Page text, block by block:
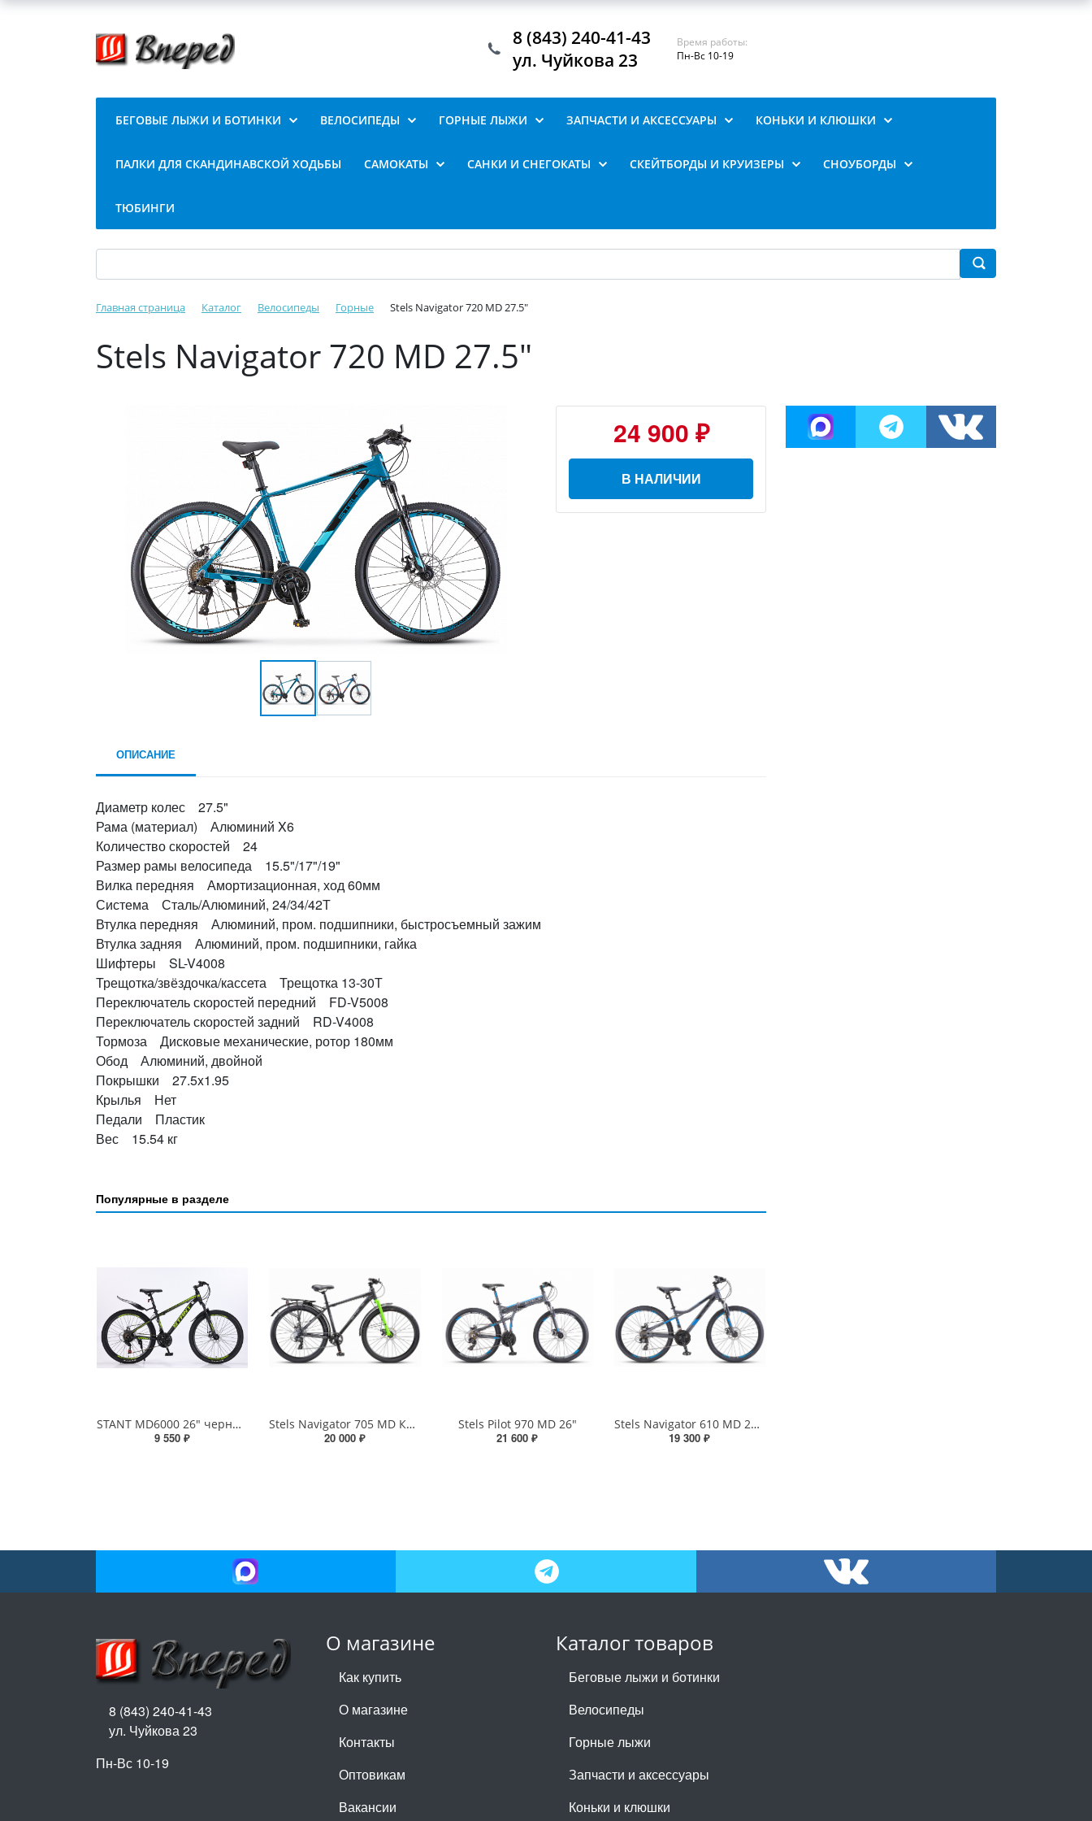
8 (843) 240-41-43
ул. Чуйкова 23
Время работы:
Пн-Вс 10-19
БЕГОВЫЕ ЛЫЖИ И БОТИНКИ ВЕЛОСИПЕДЫ ГОРНЫЕ ЛЫЖИ ЗАПЧАСТИ И АКСЕССУАРЫ КОНЬКИ И КЛЮШКИ
ПАЛКИ ДЛЯ СКАНДИНАВСКОЙ ХОДЬБЫ САМОКАТЫ САНКИ И СНЕГОКАТЫ СКЕЙТБОРДЫ И КРУИЗЕРЫ СНОУБОРДЫ
ТЮБИНГИ
Главная страница Каталог Велосипеды Горные Stels Navigator 720 MD 27.5"
Stels Navigator 720 MD 27.5"
24 900 ₽
В НАЛИЧИИ
ОПИСАНИЕ
Диаметр колес 27.5"
Рама (материал) Алюминий X6
Количество скоростей 24
Размер рамы велосипеда 15.5"/17"/19"
Вилка передняя Амортизационная, ход 60мм
Система Сталь/Алюминий, 24/34/42Т
Втулка передняя Алюминий, пром. подшипники, быстросъемный зажим
Втулка задняя Алюминий, пром. подшипники, гайка
Шифтеры SL-V4008
Трещотка/звёздочка/кассета Трещотка 13-30Т
Переключатель скоростей передний FD-V5008
Переключатель скоростей задний RD-V4008
Тормоза Дисковые механические, ротор 180мм
Обод Алюминий, двойной
Покрышки 27.5x1.95
Крылья Нет
Педали Пластик
Вес 15.54 кг
Популярные в разделе
STANT MD6000 26" черный/зеленый
9 550 ₽
Stels Navigator 705 MD Курьер 27.5" Z010
20 000 ₽
Stels Pilot 970 MD 26"
21 600 ₽
Stels Navigator 610 MD 26" V050
19 300 ₽
О магазине
Как купить
О магазине
Контакты
Оптовикам
Вакансии
Каталог товаров
Беговые лыжи и ботинки
Велосипеды
Горные лыжи
Запчасти и аксессуары
Коньки и клюшки
8 (843) 240-41-43
ул. Чуйкова 23
Пн-Вс 10-19